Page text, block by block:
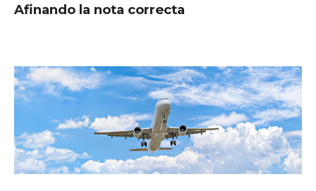
Afinando la nota correcta